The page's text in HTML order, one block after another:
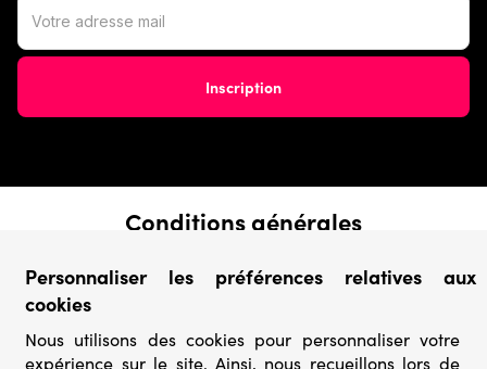
Conditions générales
› Conditions d’utilisation
› Confidentialité & Protection des Données
Personnaliser les préférences relatives aux
cookies
Nous utilisons des cookies pour personnaliser votre
expérience sur le site. Ainsi, nous recueillons lors de